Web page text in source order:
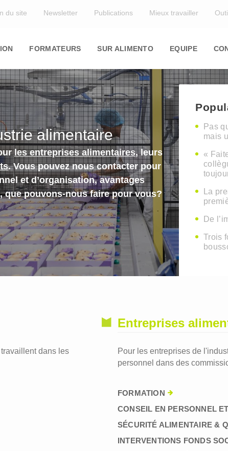
du site Newsletter Publications Mieux travailler
FORMATEURS SUR ALIMENTO EQUIPE
alimentaire
les entreprises alimentaires, leurs
. Vous pouvez nous contacter pour
et d’organisation, avantages
que pouvons-nous faire pour vous?
Pas
mais
«
La
De
Trois
dans les
Entreprises
Pour les entreprises de
personnel dans des
FORMATION
CONSEIL EN PERSONNEL
SÉCURITÉ ALIMENTAIRE &
INTERVENTIONS FONDS